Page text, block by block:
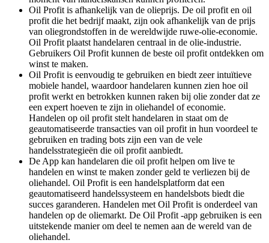
Oil Profit is afhankelijk van de olieprijs. De oil profit en oil
profit die het bedrijf maakt, zijn ook afhankelijk van de prijs
van oliegrondstoffen in de wereldwijde ruwe-olie-economie.
Oil Profit plaatst handelaren centraal in de olie-industrie.
Gebruikers Oil Profit kunnen de beste oil profit ontdekken om
winst te maken.
Oil Profit is eenvoudig te gebruiken en biedt zeer intuïtieve
mobiele handel, waardoor handelaren kunnen zien hoe oil
profit werkt en betrokken kunnen raken bij olie zonder dat ze
een expert hoeven te zijn in oliehandel of economie.
Handelen op oil profit stelt handelaren in staat om de
geautomatiseerde transacties van oil profit in hun voordeel te
gebruiken en trading bots zijn een van de vele
handelsstrategieën die oil profit aanbiedt.
De App kan handelaren die oil profit helpen om live te
handelen en winst te maken zonder geld te verliezen bij de
oliehandel. Oil Profit is een handelsplatform dat een
geautomatiseerd handelssysteem en handelsbots biedt die
succes garanderen. Handelen met Oil Profit is onderdeel van
handelen op de oliemarkt. De Oil Profit -app gebruiken is een
uitstekende manier om deel te nemen aan de wereld van de
oliehandel.